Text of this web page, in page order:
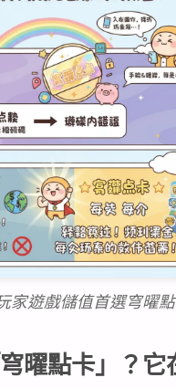
家遊戲儲值首選穹曜
曜點卡」？它